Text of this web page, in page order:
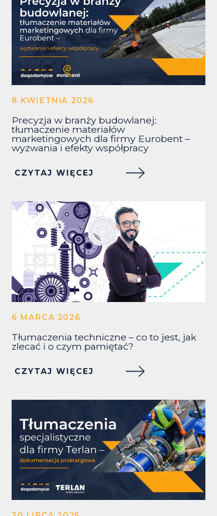
8 KWIETNIA 2026
Precyzja w branży budowlanej:
tłumaczenie materiałów
marketingowych dla firmy Eurobent –
wyzwania i efekty współpracy
CZYTAJ WIĘCEJ
6 MARCA 2026
Tłumaczenia techniczne – co to jest, jak
zlecać i o czym pamiętać?
CZYTAJ WIĘCEJ